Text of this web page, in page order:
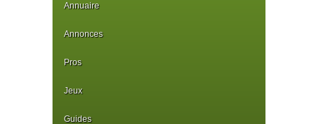
Annuaire
Annonces
Pros
Jeux
Guides